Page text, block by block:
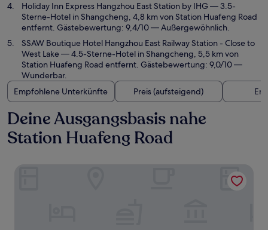
Holiday Inn Express Hangzhou East Station by IHG— 3.5-
Sterne-Hotel in Shangcheng, 4,8 km von Station Huafeng Road
entfernt. Gästebewertung: 9,4/10 — Außergewöhnlich.
SSAW Boutique Hotel Hangzhou East Railway Station - Close to
West Lake— 4.5-Sterne-Hotel in Shangcheng, 5,5 km von
Station Huafeng Road entfernt. Gästebewertung: 9,0/10 —
Wunderbar.
Empfohlene Unterkünfte
Preis (aufsteigend)
Deine Ausgangsbasis nahe
Station Huafeng Road